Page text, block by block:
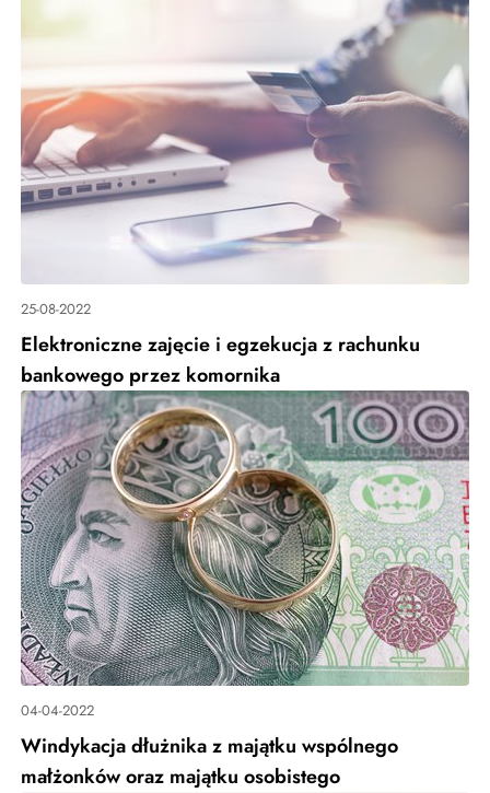
25-08-2022
Elektroniczne zajęcie i egzekucja z rachunku
bankowego przez komornika
04-04-2022
Windykacja dłużnika z majątku wspólnego
małżonków oraz majątku osobistego